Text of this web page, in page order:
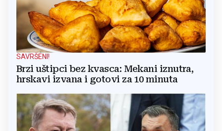
SAVRŠENI!
Brzi uštipci bez kvasca: Mekani iznutra,
hrskavi izvana i gotovi za 10 minuta